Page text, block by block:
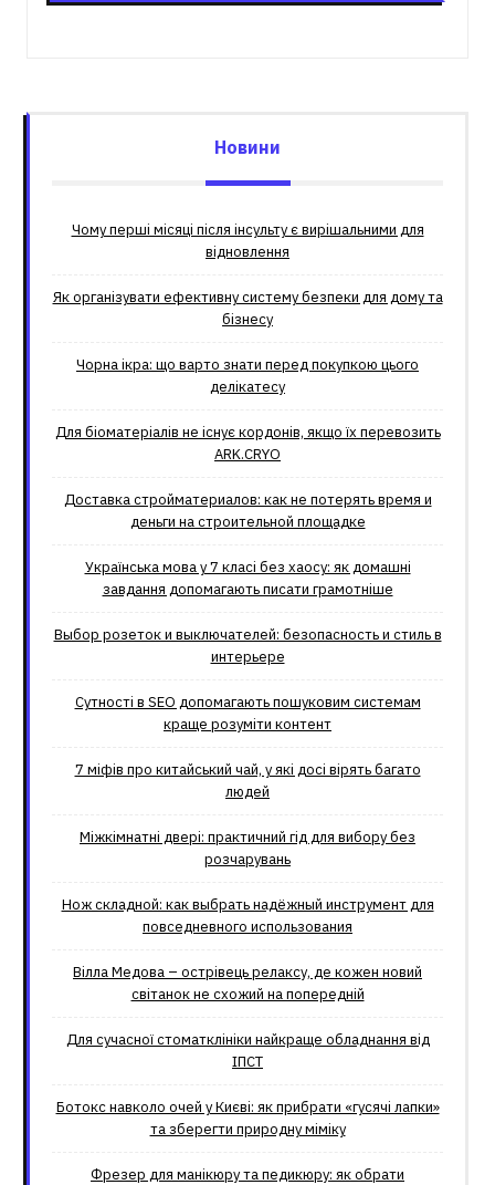
Новини
Чому перші місяці після інсульту є вирішальними для
відновлення
Як організувати ефективну систему безпеки для дому та
бізнесу
Чорна ікра: що варто знати перед покупкою цього
делікатесу
Для біоматеріалів не існує кордонів, якщо їх перевозить
ARK.CRYO
Доставка стройматериалов: как не потерять время и
деньги на строительной площадке
Українська мова у 7 класі без хаосу: як домашні
завдання допомагають писати грамотніше
Выбор розеток и выключателей: безопасность и стиль в
интерьере
Сутності в SEO допомагають пошуковим системам
краще розуміти контент
7 міфів про китайський чай, у які досі вірять багато
людей
Міжкімнатні двері: практичний гід для вибору без
розчарувань
Нож складной: как выбрать надёжный инструмент для
повседневного использования
Вілла Медова – острівець релаксу, де кожен новий
світанок не схожий на попередній
Для сучасної стоматклініки найкраще обладнання від
ІПСТ
Ботокс навколо очей у Києві: як прибрати «гусячі лапки»
та зберегти природну міміку
Фрезер для манікюру та педикюру: як обрати